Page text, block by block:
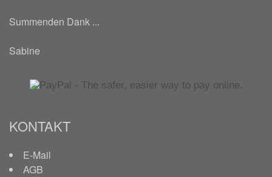
Summenden Dank ...
Sabine
KONTAKT
E-Mail
AGB